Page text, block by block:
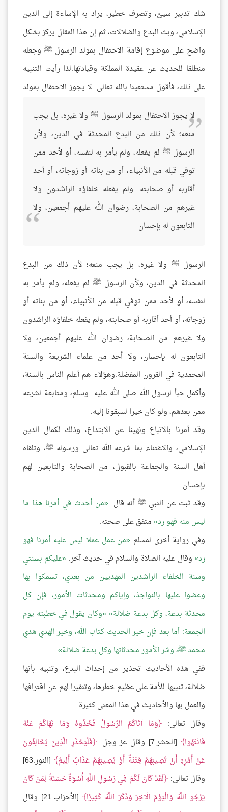
شك تدبير سيئ، وتصرف خطير، يراد به الإساءة إلى الدين
الإسلامي، وبث البدع والضلالات، ثم إن هذا المقال يركز بشكل
واضح على موضوع إقامة الاحتفال بمولد الرسول ﷺ وجعله
منطلقا للحديث عن عقيدة المملكة وقيادتها.لذا رأيت التنبيه
على ذلك، فأقول مستعينا بالله تعالى:
لا يجوز الاحتفال بمولد الرسول ﷺ ولا غيره، بل يجب
منعه؛ لأن ذلك من البدع المحدثة في الدين، ولأن
الرسول ﷺ لم يفعله، ولم يأمر به لنفسه، أو لأحد ممن
توفي قبله من الأنبياء، أو من بناته أو زوجاته، أو أحد
أقاربه أو صحابته. ولم يفعله خلفاؤه الراشدون ولا
غيرهم من الصحابة، رضوان الله عليهم أجمعين، ولا
التابعون له بإحسان
لا يجوز الاحتفال بمولد
الرسول ﷺ ولا غيره، بل يجب منعه؛ لأن ذلك من البدع
المحدثة في الدين، ولأن الرسول ﷺ لم يفعله، ولم يأمر به
لنفسه، أو لأحد ممن توفي قبله من الأنبياء، أو من بناته أو
زوجاته، أو أحد أقاربه أو صحابته، ولم يفعله خلفاؤه الراشدون
ولا غيرهم من الصحابة، رضوان الله عليهم أجمعين، ولا
التابعون له بإحسان، ولا أحد من علماء الشريعة والسنة
المحمدية في القرون المفضلة.وهؤلاء هم أعلم الناس بالسنة،
وأكمل حباً لرسول الله صلى الله عليه وسلم، ومتابعة لشرعه
ممن بعدهم، ولو كان خيرا لسبقونا إليه.
وقد أمرنا بالاتباع ونهينا عن الابتداع، وذلك لكمال الدين
الإسلامي، والاغتناء بما شرعه الله تعالى ورسوله ﷺ، وتلقاه
أهل السنة والجماعة بالقبول، من الصحابة والتابعين لهم
بإحسان.
وقد ثبت عن النبي ﷺ أنه قال: من أحدث في أمرنا هذا ما
ليس منه فهو رد متفق على صحته.
وفي رواية أخرى لمسلم من عمل عملا ليس عليه أمرنا فهو
رد وقال عليه الصلاة والسلام في حديث آخر: عليكم بسنتي
وسنة الخلفاء الراشدين المهديين من بعدي، تسمكوا بها
وعضوا عليها بالنواجذ، وإياكم ومحدثات الأمور، فإن كل
محدثة بدعة، وكل بدعة ضلالة
وكان يقول في خطبته يوم
الجمعة: أما بعد فإن خير الحديث كتاب الله، وخير الهدي هدي
محمد ﷺ، وشر الأمور محدثاتها وكل بدعة ضلالة
ففي هذه الأحاديث تحذير من إحداث البدع، وتنبيه بأنها
ضلالة، تنبيها للأمة على عظيم خطرها، وتنفيرا لهم عن اقترافها
والعمل بها.والأحاديث في هذا المعنى كثيرة.
وقال تعالى: وَمَا آتَاكُمُ الرَّسُولُ فَخُذُوهُ وَمَا نَهَاكُمْ عَنْهُ
فَانْتَهُوا [الحشر:7] وقال عز وجل:
فَلْيَحْذَرِ الَّذِينَ يُخَالِفُونَ
عَنْ أَمْرِهِ أَنْ تُصِيبَهُمْ فِتْنَةٌ أَوْ يُصِيبَهُمْ عَذَابٌ أَلِيمٌ
[النور:63]
وقال تعالى: لَقَدْ كَانَ لَكُمْ فِي رَسُولِ اللَّهِ أُسْوَةٌ حَسَنَةٌ لِمَنْ كَانَ
يَرْجُو اللَّهَ وَالْيَوْمَ الْآخِرَ وَذَكَرَ اللَّهَ كَثِيرًا
[الأحزاب:21] وقال